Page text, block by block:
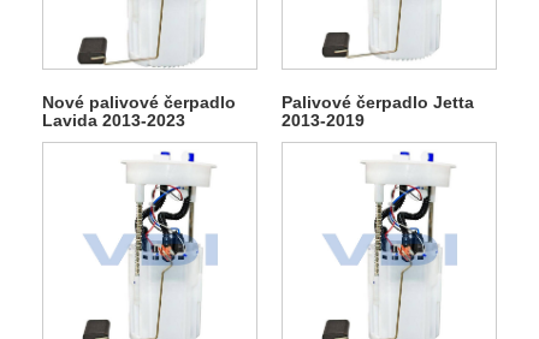
Nové palivové čerpadlo
Lavida 2013-2023
Palivové čerpadlo Jetta
2013-2019